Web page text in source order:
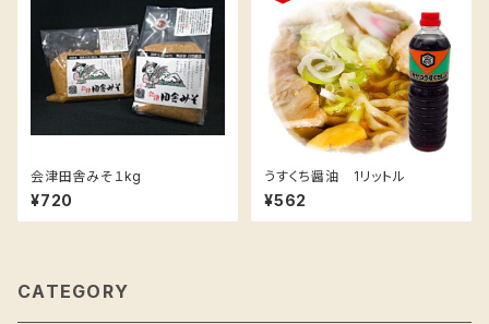
会津田舎みそ１kg
¥720
うすくち醤油 1リットル
¥562
CATEGORY